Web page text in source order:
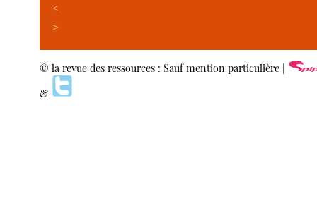
<
>
© la revue des ressources : Sauf mention particulière |
&